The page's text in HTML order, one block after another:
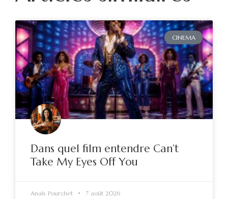
CINEMA
Dans quel film entendre Can’t
Take My Eyes Off You
Anaïs Pourchet 7 août 2026